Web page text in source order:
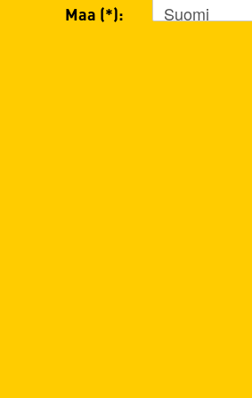
Maa (*): Suomi